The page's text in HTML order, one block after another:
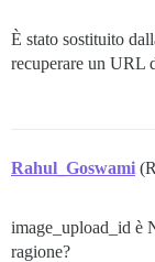
È stato sostituito
recuperare un URL
Rahul_Goswami
image_upload_id è
ragione?